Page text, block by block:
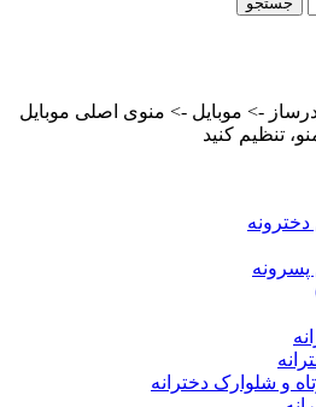
-> موبایل -> منوی اصلی موبایل
تنظیم کنید
و شلوارک دخترانه